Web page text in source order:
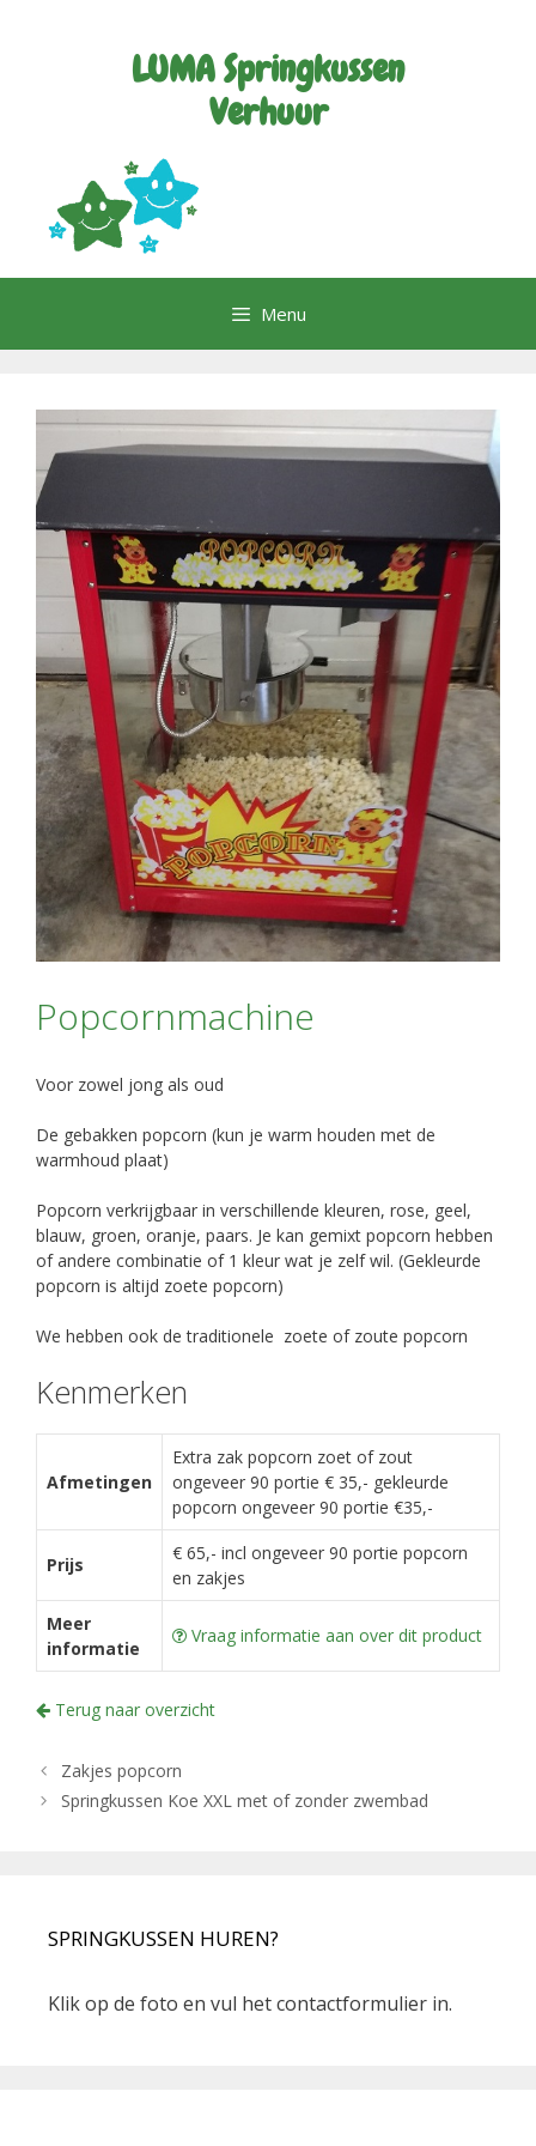
LUMA Springkussen
Verhuur
Menu
Popcornmachine
Voor zowel jong als oud
De gebakken popcorn (kun je warm houden met de
warmhoud plaat)
Popcorn verkrijgbaar in verschillende kleuren, rose, geel,
blauw, groen, oranje, paars. Je kan gemixt popcorn hebben
of andere combinatie of 1 kleur wat je zelf wil. (Gekleurde
popcorn is altijd zoete popcorn)
We hebben ook de traditionele zoete of zoute popcorn
Kenmerken
Afmetingen
Extra zak popcorn zoet of zout
ongeveer 90 portie € 35,- gekleurde
popcorn ongeveer 90 portie €35,-
Prijs
€ 65,- incl ongeveer 90 portie popcorn
en zakjes
Meer
informatie
Vraag informatie aan over dit product
Terug naar overzicht
Zakjes popcorn
Springkussen Koe XXL met of zonder zwembad
SPRINGKUSSEN HUREN?
Klik op de foto en vul het contactformulier in.